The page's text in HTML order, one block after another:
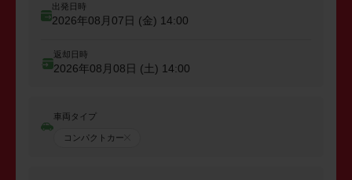
出発日時
2026年08月07日 (金) 14:00
返却日時
2026年08月08日 (土) 14:00
車両タイプ
コンパクトカー